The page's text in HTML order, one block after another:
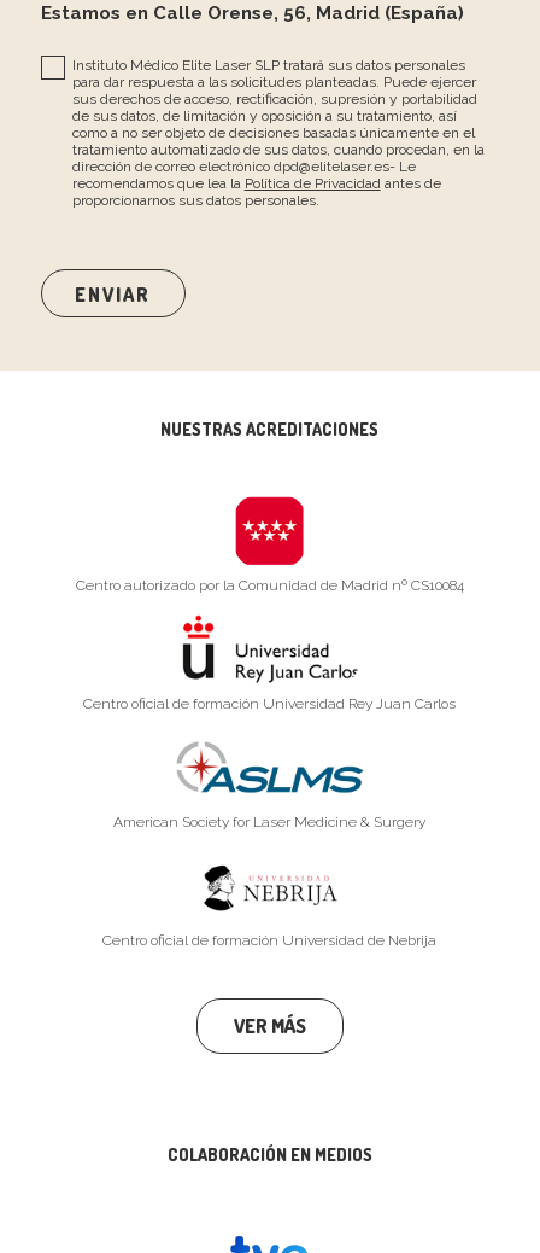
Estamos en Calle Orense, 56, Madrid (España)
Instituto Médico Elite Laser SLP tratará sus datos personales
para dar respuesta a las solicitudes planteadas. Puede ejercer
sus derechos de acceso, rectificación, supresión y portabilidad
de sus datos, de limitación y oposición a su tratamiento, así
como a no ser objeto de decisiones basadas únicamente en el
tratamiento automatizado de sus datos, cuando procedan, en la
dirección de correo electrónico dpd@elitelaser.es- Le
recomendamos que lea la Política de Privacidadantes de
proporcionarnos sus datos personales.
NUESTRAS ACREDITACIONES
Centro autorizado por la Comunidad de Madrid nº CS10084
Centro oficial de formación Universidad Rey Juan Carlos
American Society for Laser Medicine & Surgery
Centro oficial de formación Universidad de Nebrija
VER MÁS
COLABORACIÓN EN MEDIOS